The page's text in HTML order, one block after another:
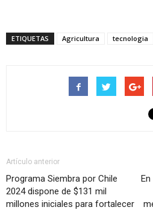
ETIQUETAS Agricultura tecnologia
Artículo anterior
Programa Siembra por Chile
2024 dispone de $131 mil
millones iniciales para fortalecer